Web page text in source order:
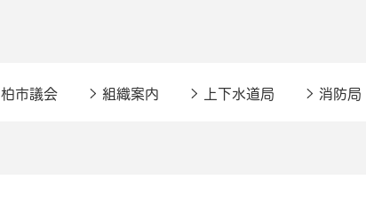
柏市議会 組織案内 上下水道局 消防局